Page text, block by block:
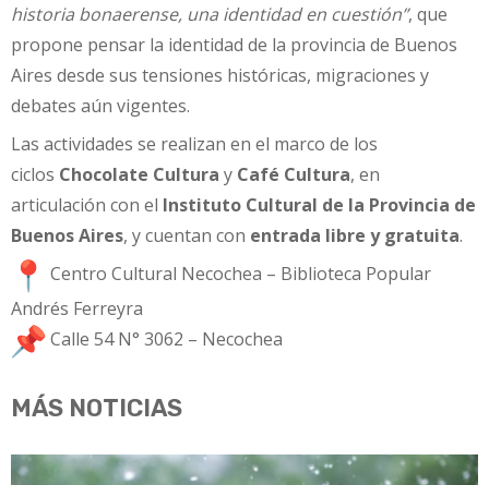
historia bonaerense, una identidad en cuestión”, que
propone pensar la identidad de la provincia de Buenos
Aires desde sus tensiones históricas, migraciones y
debates aún vigentes.
Las actividades se realizan en el marco de los
ciclos Chocolate Cultura y Café Cultura, en
articulación con el Instituto Cultural de la Provincia de
Buenos Aires, y cuentan con entrada libre y gratuita.
Centro Cultural Necochea – Biblioteca Popular
Andrés Ferreyra
Calle 54 N° 3062 – Necochea
MÁS NOTICIAS